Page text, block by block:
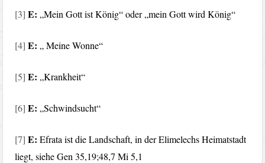
[3] E: „Mein Gott ist König“ oder „mein Gott wird König“
[4] E:„ Meine Wonne“
[5] E:„Krankheit“
[6] E: „Schwindsucht“
[7] E:Efrata ist die Landschaft, in der Elimelechs Heimatstadt
liegt, siehe Gen 35,19;48,7 Mi 5,1